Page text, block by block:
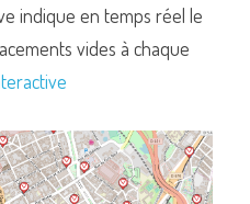
indique en temps réel le
vides à chaque